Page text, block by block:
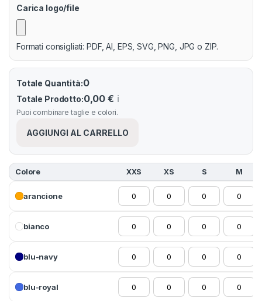
Carica logo/file
Formati consigliati: PDF, AI, EPS, SVG, PNG, JPG o ZIP.
Totale Quantità:0
Totale Prodotto:0,00 € ℹ️
Puoi combinare taglie e colori.
AGGIUNGI AL CARRELLO
Colore XXS XS S M
arancione
bianco
blu-navy
blu-royal